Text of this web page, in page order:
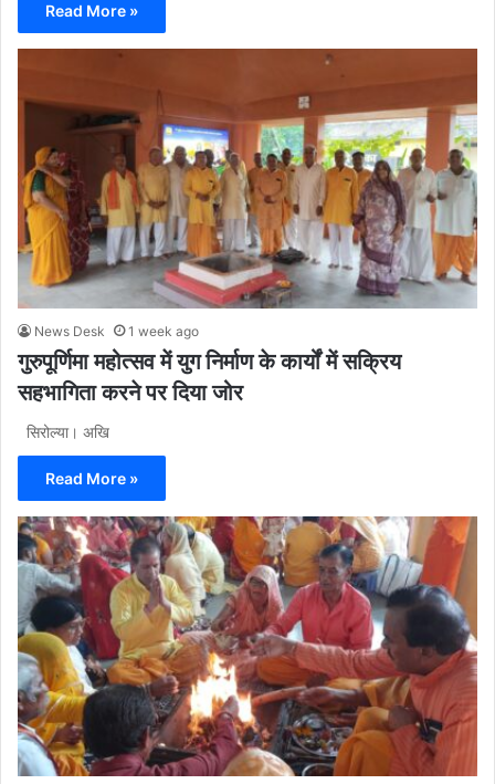
Read More »
News Desk 1 week ago
गुरुपूर्णिमा महोत्सव में युग निर्माण के कार्यों में सक्रिय
सहभागिता करने पर दिया जोर
सिरोल्या। अखि
Read More »